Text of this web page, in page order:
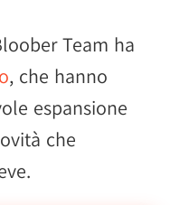
Team ha
, che hanno
espansione
che